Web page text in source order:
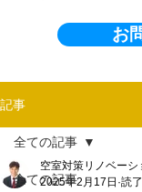
お
記事
全ての記事
全ての記事
空室対策リノベー
2025年2月17日 読